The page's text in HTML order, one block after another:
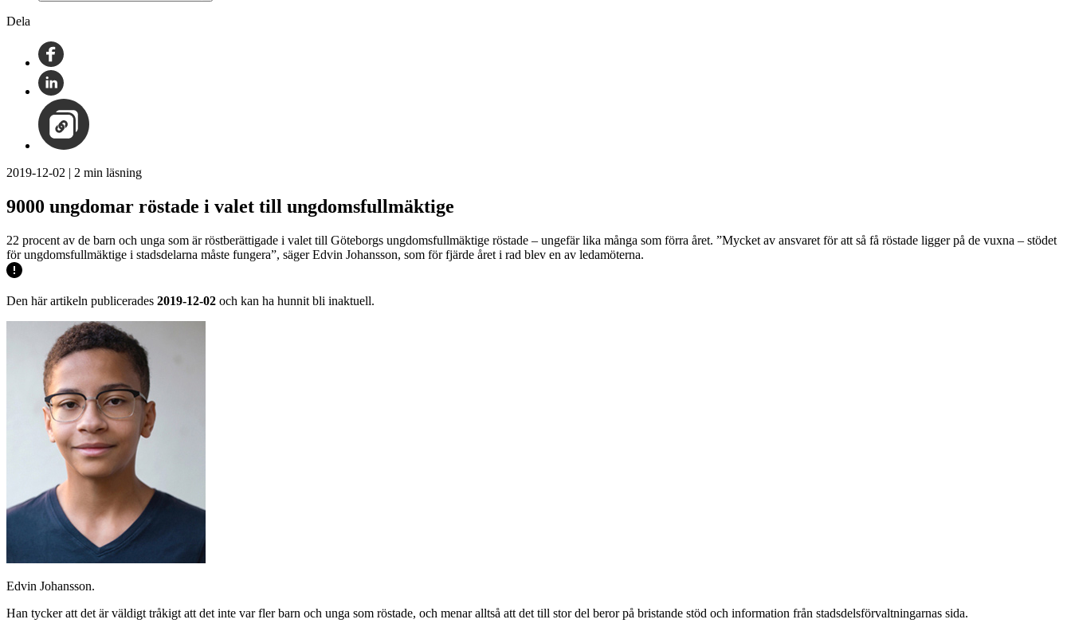
Dela
2019-12-02 | 2 min läsning
9000 ungdomar röstade i valet till ungdomsfullmäktige
22 procent av de barn och unga som är röstberättigade i valet till Göteborgs ungdomsfullmäktige röstade – ungefär lika många som förra året. ”Mycket av ansvaret för att så få röstade ligger på de vuxna – stödet
för ungdomsfullmäktige i stadsdelarna måste fungera”, säger Edvin Johansson, som för fjärde året i rad blev en av ledamöterna.
Den här artikeln publicerades 2019-12-02 och kan ha hunnit bli inaktuell.
Edvin Johansson.
Han tycker att det är väldigt tråkigt att det inte var fler barn och unga som röstade, och menar alltså att det till stor del beror på bristande stöd och information från stadsdelsförvaltningarnas sida.